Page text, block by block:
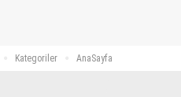
Kategoriler AnaSayfa